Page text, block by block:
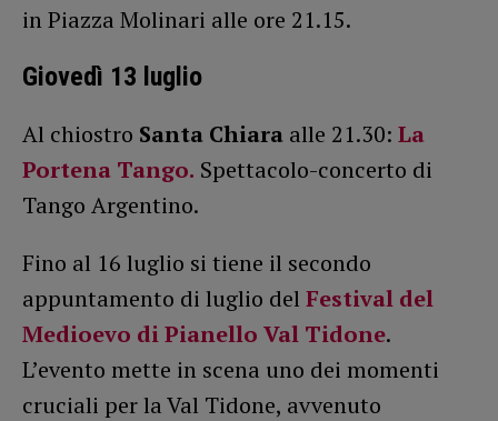
in Piazza Molinari alle ore 21.15.
Giovedì 13 luglio
Al chiostro Santa Chiara alle 21.30: La
Portena Tango. Spettacolo-concerto di
Tango Argentino.
Fino al 16 luglio si tiene il secondo
appuntamento di luglio del Festival del
Medioevo di Pianello Val Tidone.
L’evento mette in scena uno dei momenti
cruciali per la Val Tidone, avvenuto